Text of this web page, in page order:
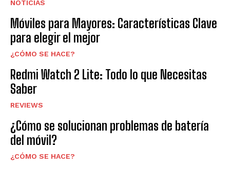
NOTICIAS
Móviles para Mayores: Características Clave
para elegir el mejor
¿CÓMO SE HACE?
Redmi Watch 2 Lite: Todo lo que Necesitas
Saber
REVIEWS
¿Cómo se solucionan problemas de batería
del móvil?
¿CÓMO SE HACE?